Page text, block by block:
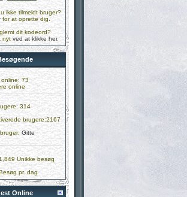
ikke tilmeldt bruger?
for at oprette dig.
dit kodeord?
nytved at klikke her.
73
online
314
brugere:2167
Gitte
Unikke besøg
pr. dag
Online